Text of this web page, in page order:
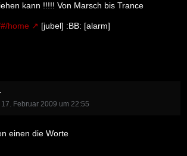
kann !!!!! Von Marsch bis Trance
home [jubel] :BB: [alarm]
17. Februar 2009 um 22:55
einen die Worte